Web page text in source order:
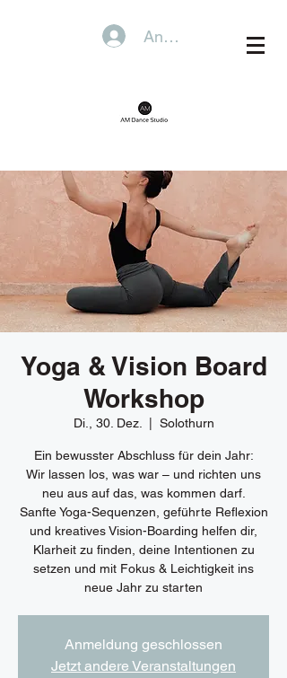
Anmelden
Yoga & Vision Board
Workshop
Di., 30. Dez. Solothurn
Ein bewusster Abschluss für dein Jahr:
Wir lassen los, was war – und richten uns
neu aus auf das, was kommen darf.
Sanfte Yoga-Sequenzen, geführte Reflexion
und kreatives Vision-Boarding helfen dir,
Klarheit zu finden, deine Intentionen zu
setzen und mit Fokus & Leichtigkeit ins
neue Jahr zu starten
Anmeldung geschlossen
Jetzt andere Veranstaltungen